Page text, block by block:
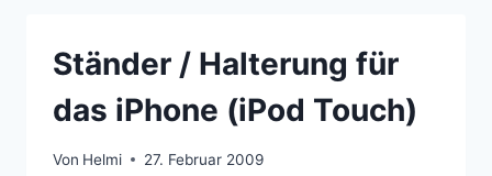
O
ERTRAG
Ständer / Halterung für
das iPhone (iPod Touch)
Von Helmi 27. Februar 2009